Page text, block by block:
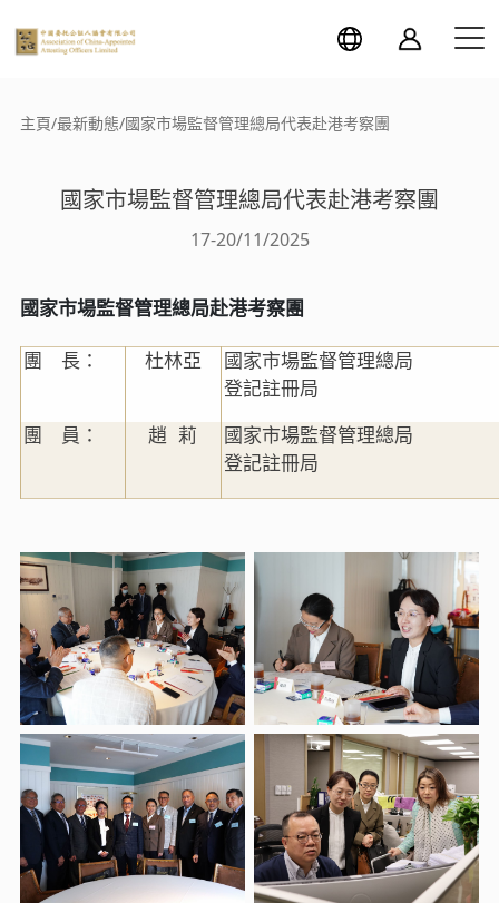
主頁/最新動態/國家市場監督管理總局代表赴港考察團
國家市場監督管理總局代表赴港考察團
17-20/11/2025
國家市場監督管理總局赴港考察團
團 長： 杜林亞
國家市場監督管理總局
登記註冊局
團 員： 趙 莉
國家市場監督管理總局
登記註冊局